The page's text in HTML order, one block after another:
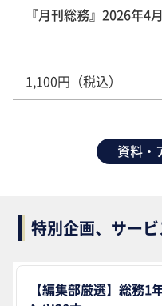
『月刊総務』2026年4
1,100円（税込）
資料・
特別企画、サー
【編集部厳選】総務1